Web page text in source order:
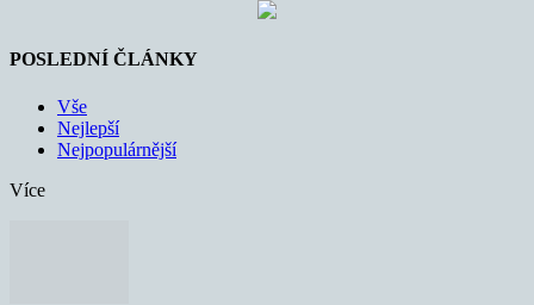
POSLEDNÍ ČLÁNKY
Vše
Nejlepší
Nejpopulárnější
Více